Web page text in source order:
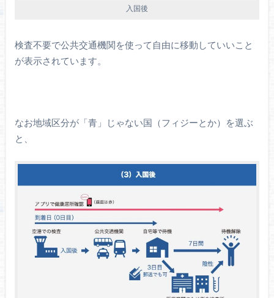
入国後
検査不要で公共交通機関を使って自由に移動していいこと
が表示されています。
なお地域区分が「青」じゃない国（フィジーとか）を選ぶ
と、